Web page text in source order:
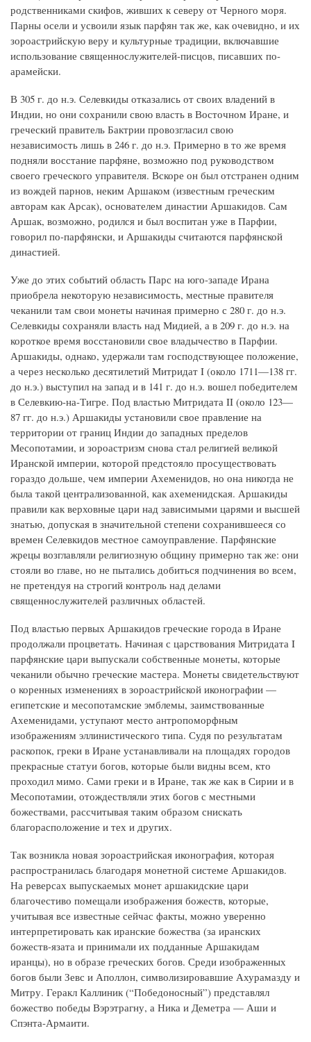
родственниками скифов, живших к северу от Черного моря.
Парны осели и усвоили язык парфян так же, как очевидно, и их
зороастрийскую веру и культурные традиции, включавшие
использование священнослужителей-писцов, писавших по-
арамейски.
В 305 г. до н.э. Селевкиды отказались от своих владений в
Индии, но они сохранили свою власть в Восточном Иране, и
греческий правитель Бактрии провозгласил свою
независимость лишь в 246 г. до н.э. Примерно в то же время
подняли восстание парфяне, возможно под руководством
своего греческого управителя. Вскоре он был отстранен одним
из вождей парнов, неким Аршаком (известным греческим
авторам как Арсак), основателем династии Аршакидов. Сам
Аршак, возможно, родился и был воспитан уже в Парфии,
говорил по-парфянски, и Аршакиды считаются парфянской
династией.
Уже до этих событий область Парс на юго-западе Ирана
приобрела некоторую независимость, местные правителя
чеканили там свои монеты начиная примерно с 280 г. до н.э.
Селевкиды сохраняли власть над Мидией, а в 209 г. до н.э. на
короткое время восстановили свое владычество в Парфии.
Аршакиды, однако, удержали там господствующее положение,
а через несколько десятилетий Митридат I (около 1711—138 гг.
до н.э.) выступил на запад и в 141 г. до н.э. вошел победителем
в Селевкию-на-Тигре. Под властью Митридата II (около 123—
87 гг. до н.э.) Аршакиды установили свое правление на
территории от границ Индии до западных пределов
Месопотамии, и зороастризм снова стал религией великой
Иранской империи, которой предстояло просуществовать
гораздо дольше, чем империи Ахеменидов, но она никогда не
была такой централизованной, как ахеменидская. Аршакиды
правили как верховные цари над зависимыми царями и высшей
знатью, допуская в значительной степени сохранившееся со
времен Селевкидов местное самоуправление. Парфянские
жрецы возглавляли религиозную общину примерно так же: они
стояли во главе, но не пытались добиться подчинения во всем,
не претендуя на строгий контроль над делами
священнослужителей различных областей.
Под властью первых Аршакидов греческие города в Иране
продолжали процветать. Начиная с царствования Митридата I
парфянские цари выпускали собственные монеты, которые
чеканили обычно греческие мастера. Монеты свидетельствуют
о коренных изменениях в зороастрийской иконографии —
египетские и месопотамские эмблемы, заимствованные
Ахеменидами, уступают место антропоморфным
изображениям эллинистического типа. Судя по результатам
раскопок, греки в Иране устанавливали на площадях городов
прекрасные статуи богов, которые были видны всем, кто
проходил мимо. Сами греки и в Иране, так же как в Сирии и в
Месопотамии, отождествляли этих богов с местными
божествами, рассчитывая таким образом снискать
благорасположение и тех и других.
Так возникла новая зороастрийская иконография, которая
распространилась благодаря монетной системе Аршакидов.
На реверсах выпускаемых монет аршакидские цари
благочестиво помещали изображения божеств, которые,
учитывая все известные сейчас факты, можно уверенно
интерпретировать как иранские божества (за иранских
божеств-язата и принимали их подданные Аршакидам
иранцы), но в образе греческих богов. Среди изображенных
богов были Зевс и Аполлон, символизировавшие Ахурамазду и
Митру. Геракл Каллиник (“Победоносный”) представлял
божество победы Вэрэтрагну, а Ника и Деметра — Аши и
Спэнта-Армаити.